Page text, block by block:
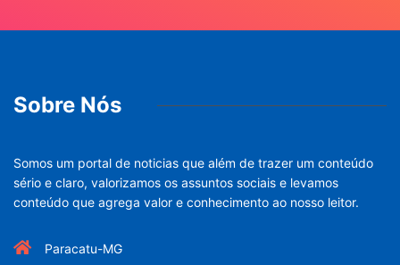
Sobre Nós
Somos um portal de noticias que além de trazer um conteúdo
sério e claro, valorizamos os assuntos sociais e levamos
conteúdo que agrega valor e conhecimento ao nosso leitor.
Paracatu-MG